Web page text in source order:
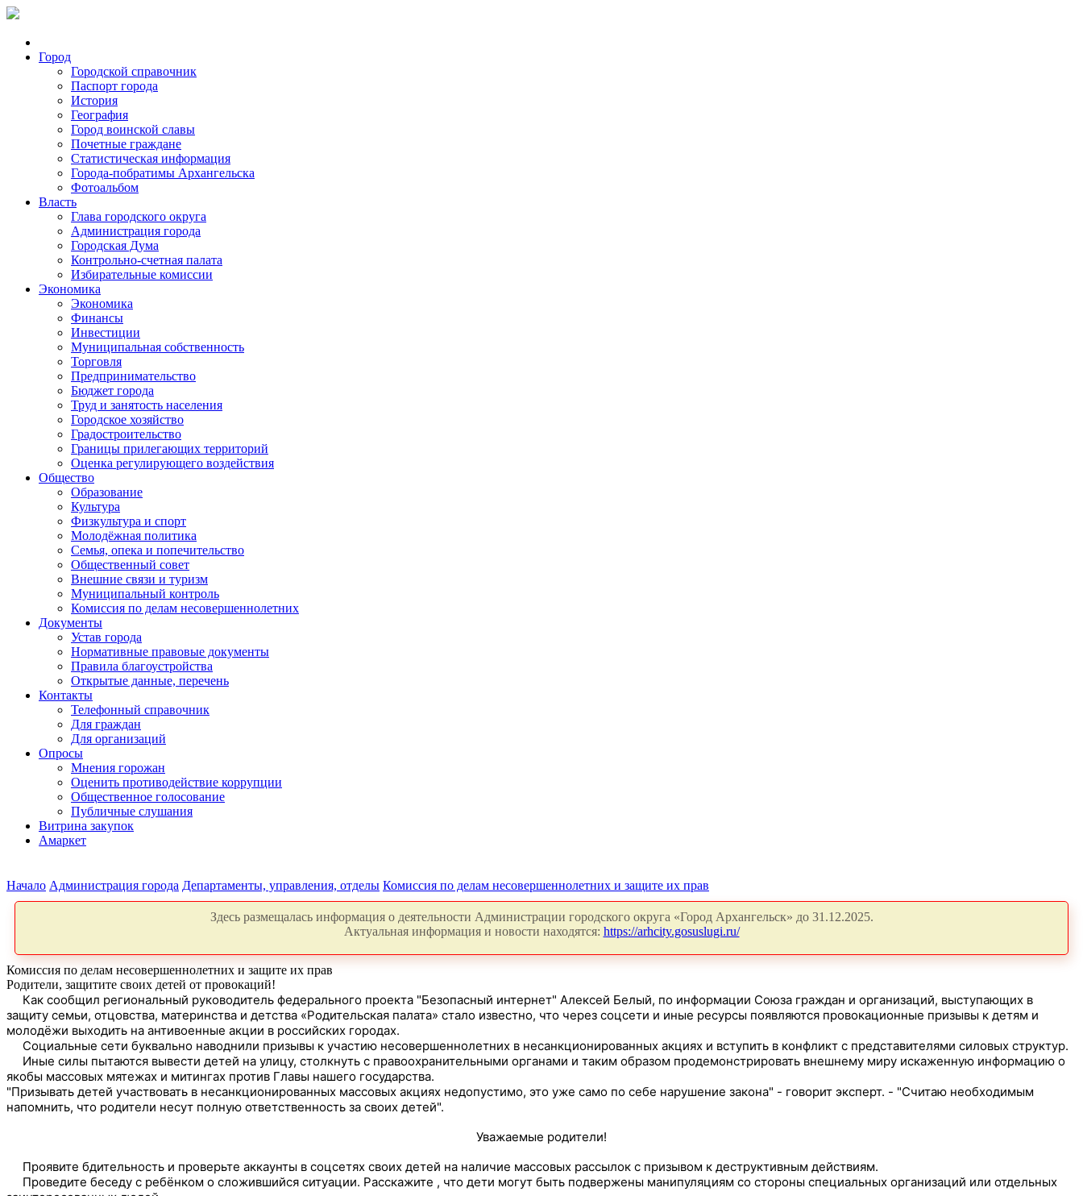
Город
Городской справочник
Паспорт города
История
География
Город воинской славы
Почетные граждане
Статистическая информация
Города-побратимы Архангельска
Фотоальбом
Власть
Глава городского округа
Администрация города
Городская Дума
Контрольно-счетная палата
Избирательные комиссии
Экономика
Экономика
Финансы
Инвестиции
Муниципальная собственность
Торговля
Предпринимательство
Бюджет города
Труд и занятость населения
Городское хозяйство
Градостроительство
Границы прилегающих территорий
Оценка регулирующего воздействия
Общество
Образование
Культура
Физкультура и спорт
Молодёжная политика
Семья, опека и попечительство
Общественный совет
Внешние связи и туризм
Муниципальный контроль
Комиссия по делам несовершеннолетних
Документы
Устав города
Нормативные правовые документы
Правила благоустройства
Открытые данные, перечень
Контакты
Телефонный справочник
Для граждан
Для организаций
Опросы
Мнения горожан
Оценить противодействие коррупции
Общественное голосование
Публичные слушания
Витрина закупок
Амаркет
Начало Администрация города Департаменты, управления, отделы Комиссия по делам несовершеннолетних и защите их прав
Здесь размещалась информация о деятельности Администрации городского округа «Город Архангельск» до 31.12.2025.
Актуальная информация и новости находятся: https://arhcity.gosuslugi.ru/
Комиссия по делам несовершеннолетних и защите их прав
Родители, защитите своих детей от провокаций!
Как сообщил региональный руководитель федерального проекта "Безопасный интернет" Алексей Белый, по информации Союза граждан и организаций, выступающих в
защиту семьи, отцовства, материнства и детства «Родительская палата» стало известно, что через соцсети и иные ресурсы появляются провокационные призывы к детям и
молодёжи выходить на антивоенные акции в российских городах.
Социальные сети буквально наводнили призывы к участию несовершеннолетних в несанкционированных акциях и вступить в конфликт с представителями силовых структур.
Иные силы пытаются вывести детей на улицу, столкнуть с правоохранительными органами и таким образом продемонстрировать внешнему миру искаженную информацию о
якобы массовых мятежах и митингах против Главы нашего государства.
"Призывать детей участвовать в несанкционированных массовых акциях недопустимо, это уже само по себе нарушение закона" - говорит эксперт. - "Считаю необходимым
напомнить, что родители несут полную ответственность за своих детей".
Уважаемые родители!
Проявите бдительность и проверьте аккаунты в соцсетях своих детей на наличие массовых рассылок с призывом к деструктивным действиям.
Проведите беседу с ребёнком о сложившийся ситуации. Расскажите , что дети могут быть подвержены манипуляциям со стороны специальных организаций или отдельных